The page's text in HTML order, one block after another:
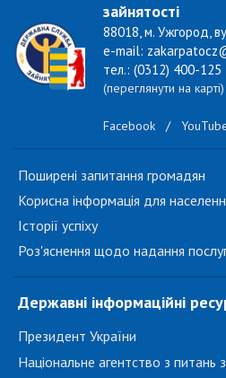
зайнятості
88018, м. Ужгород,
e-mail:
тел.: (0312) 400-125
(переглянути на карті)
Facebook /
Поширені запитання громадян
Корисна інформація для
Історії успіху
Роз'яснення щодо надання
Державні інформаційні
Президент України
Національне агентство з питань